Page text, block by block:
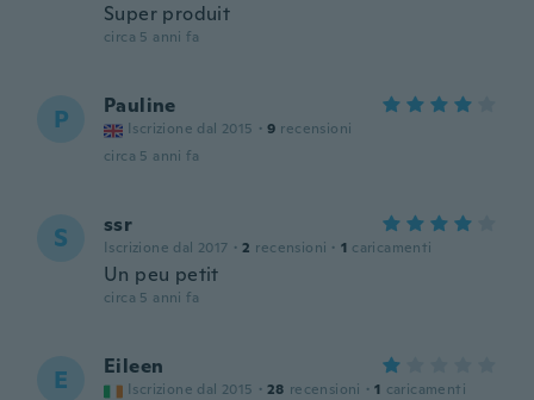
Super produit
circa 5 anni fa
P Pauline
Iscrizione dal 2015 · 9 recensioni
circa 5 anni fa
S ssr
Iscrizione dal 2017 · 2 recensioni · 1 caricamenti
Un peu petit
circa 5 anni fa
E Eileen
Iscrizione dal 2015 · 28 recensioni · 1 caricamenti